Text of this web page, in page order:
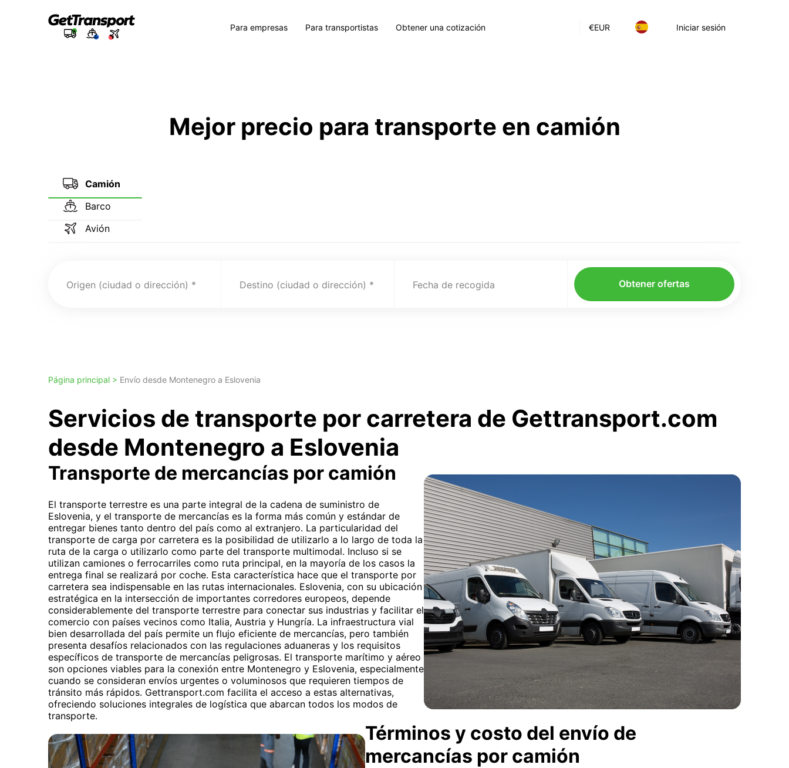
€EUR Iniciar sesión
Para empresas Para transportistas Obtener una cotización
Mejor precio para transporte en camión
Camión
Barco
Avión
Origen (ciudad o dirección) Destino (ciudad o dirección) Fecha de recogida Obtener ofertas
Página principal > Envío desde Montenegro a Eslovenia
Servicios de transporte por carretera de Gettransport.com
desde Montenegro a Eslovenia
Transporte de mercancías por camión
El transporte terrestre es una parte integral de la cadena de suministro de
Eslovenia, y el transporte de mercancías es la forma más común y estándar de
entregar bienes tanto dentro del país como al extranjero. La particularidad del
transporte de carga por carretera es la posibilidad de utilizarlo a lo largo de toda la
ruta de la carga o utilizarlo como parte del transporte multimodal. Incluso si se
utilizan camiones o ferrocarriles como ruta principal, en la mayoría de los casos la
entrega final se realizará por coche. Esta característica hace que el transporte por
carretera sea indispensable en las rutas internacionales. Eslovenia, con su ubicación
estratégica en la intersección de importantes corredores europeos, depende
considerablemente del transporte terrestre para conectar sus industrias y facilitar el
comercio con países vecinos como Italia, Austria y Hungría. La infraestructura vial
bien desarrollada del país permite un flujo eficiente de mercancías, pero también
presenta desafíos relacionados con las regulaciones aduaneras y los requisitos
específicos de transporte de mercancías peligrosas. El transporte marítimo y aéreo
son opciones viables para la conexión entre Montenegro y Eslovenia, especialmente
cuando se consideran envíos urgentes o voluminosos que requieren tiempos de
tránsito más rápidos. Gettransport.com facilita el acceso a estas alternativas,
ofreciendo soluciones integrales de logística que abarcan todos los modos de
transporte.
Términos y costo del envío de
mercancías por camión